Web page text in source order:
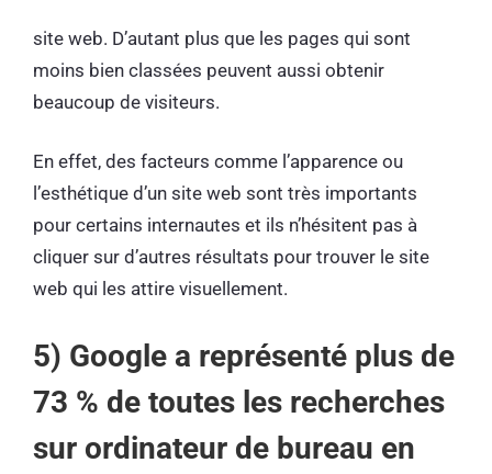
site web. D’autant plus que les pages qui sont
moins bien classées peuvent aussi obtenir
beaucoup de visiteurs.
En effet, des facteurs comme l’apparence ou
l’esthétique d’un site web sont très importants
pour certains internautes et ils n’hésitent pas à
cliquer sur d’autres résultats pour trouver le site
web qui les attire visuellement.
5) Google a représenté plus de
73 % de toutes les recherches
sur ordinateur de bureau en